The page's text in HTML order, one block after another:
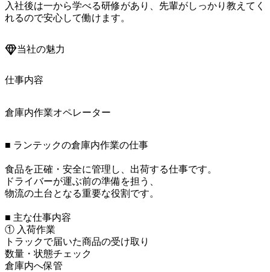
入社後は一から学べる研修があり、先輩がしっかり教えてく
れるので安心して働けます。
当社の魅力
仕事内容
倉庫内作業オペレーター
■ ランテックの倉庫内作業の仕事
食品を正確・安全に管理し、出荷する仕事です。
ドライバーが運ぶ前の準備を担う、
物流の土台となる重要な役割です。
■ 主な仕事内容
① 入荷作業
トラックで届いた商品の受け取り
数量・状態チェック
倉庫内へ保管